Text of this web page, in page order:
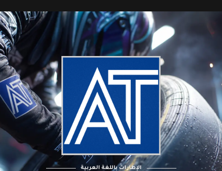
الإطارات باللغة العربية